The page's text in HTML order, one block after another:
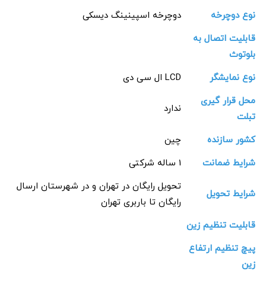
نوع دوچرخه
دوچرخه اسپینینگ دیسکی
قابلیت اتصال به
بلوتوث
نوع نمایشگر
LCD ال سی دی
محل قرار گیری
تبلت
ندارد
کشور سازنده
چین
شرایط ضمانت
1 ساله شرکتی
شرایط تحویل
تحویل رایگان در تهران و در شهرستان ارسال
رایگان تا باربری تهران
قابلیت تنظیم زین
پیچ تنظیم ارتفاع
زین